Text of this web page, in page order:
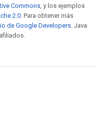
Commons, y los ejemplos
2.0. Para obtener más
de Google Developers. Java